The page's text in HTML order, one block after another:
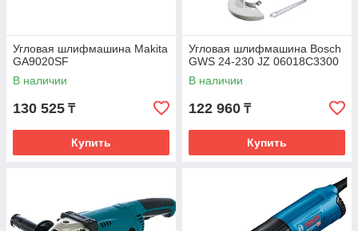
Угловая шлифмашина Makita
GA9020SF
В наличии
130 525 ₸
Купить
Угловая шлифмашина Bosch
GWS 24-230 JZ 06018C3300
В наличии
122 960 ₸
Купить